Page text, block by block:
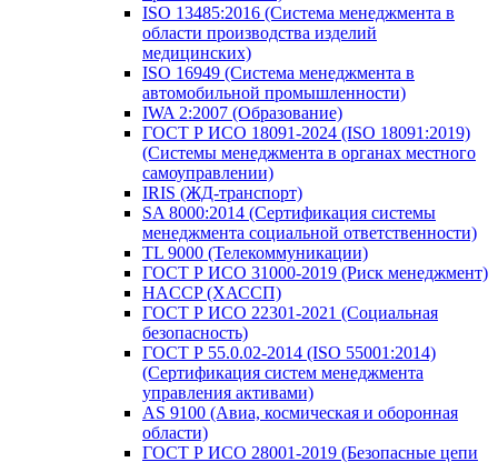
ISO 13485:2016 (Система менеджмента в
области производства изделий
медицинских)
ISO 16949 (Система менеджмента в
автомобильной промышленности)
IWA 2:2007 (Образование)
ГОСТ Р ИСО 18091-2024 (ISO 18091:2019)
(Системы менеджмента в органах местного
самоуправлении)
IRIS (ЖД-транспорт)
SA 8000:2014 (Сертификация системы
менеджмента социальной ответственности)
TL 9000 (Телекоммуникации)
ГОСТ Р ИСО 31000-2019 (Риск менеджмент)
HACCP (ХАССП)
ГОСТ Р ИСО 22301-2021 (Социальная
безопасность)
ГОСТ Р 55.0.02-2014 (ISO 55001:2014)
(Сертификация систем менеджмента
управления активами)
AS 9100 (Авиа, космическая и оборонная
области)
ГОСТ Р ИСО 28001-2019 (Безопасные цепи